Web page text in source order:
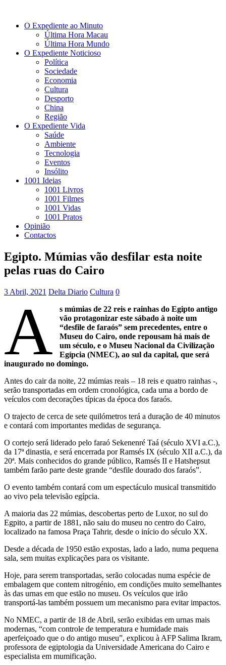
O Expediente ao Minuto
Última Hora Macau
Última Hora Mundo
O Expediente Noticioso
Política
Sociedade
Economia
Cultura
Desporto
China
Região
O Expediente Vida
Saúde
Ambiente
Tecnologia
Eventos
Insólito
1001 Ideias
1001 Livros
1001 Filmes
1001 Vidas
1001 Pratos
Opinião
Contactos
Egipto. Múmias vão desfilar esta noite
pelas ruas do Cairo
3 Abril, 2021 Delta Diario Cultura 0
A
s múmias de 22 reis e rainhas do Egipto antigo
vão protagonizar este sábado à noite um
“desfile de faraós” sem precedentes, entre o
Museu do Cairo, onde repousam há mais de
um século, e o Museu Nacional da Civilização
Egípcia (NMEC), ao sul da capital, que será
inaugurado no domingo.
Antes do cair da noite, 22 múmias reais – 18 reis e quatro rainhas -,
serão transportadas em ordem cronológica, cada uma a bordo de
veículos com decorações típicas da época dos faraós.
O trajecto de cerca de sete quilómetros terá a duração de 40 minutos
e contará com importantes medidas de segurança.
O cortejo será liderado pelo faraó Sekenenré Taá (século XVI a.C.),
da 17ª dinastia, e será encerrada por Ramsés IX (século XII a.C.), da
20ª. Mais conhecidos do grande público, Ramsés II e Hatshepsut
também farão parte deste grande “desfile dourado dos faraós”.
O evento também contará com um espectáculo musical transmitido
ao vivo pela televisão egípcia.
A maioria das 22 múmias, descobertas perto de Luxor, no sul do
Egpito, a partir de 1881, não saiu do museu no centro do Cairo,
localizado na famosa Praça Tahrir, desde o início do século XX.
Desde a década de 1950 estão expostas, lado a lado, numa pequena
sala, sem muitas explicações para os visitante.
Hoje, para serem transportadas, serão colocadas numa espécie de
embalagem que contem nitrogénio, em condições muito semelhantes
às das urnas em que estão no museu. Os veículos que irão
transportá-las também possuem um mecanismo para evitar impactos.
No NMEC, a partir de 18 de Abril, serão exibidas em urnas mais
modernas, “com controle de temperatura e humidade mais
aperfeiçoado que o do antigo museu”, explicou à AFP Salima Ikram,
professora de egiptologia da Universidade Americana do Cairo e
especialista em mumificação.